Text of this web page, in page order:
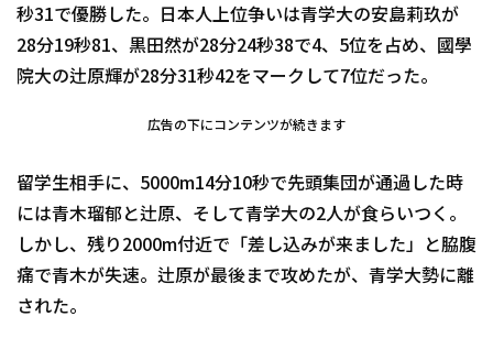
秒31で優勝した。日本人上位争いは青学大の安島莉玖が
28分19秒81、黒田然が28分24秒38で4、5位を占め、國學
院大の辻原輝が28分31秒42をマークして7位だった。
広告の下にコンテンツが続きます
留学生相手に、5000m14分10秒で先頭集団が通過した時
には青木瑠郁と辻原、そして青学大の2人が食らいつく。
しかし、残り2000m付近で「差し込みが来ました」と脇腹
痛で青木が失速。辻原が最後まで攻めたが、青学大勢に離
された。